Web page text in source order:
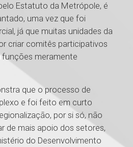
Estatuto da Metrópole, é
uma vez que foi
já que muitas unidades da
criar comitês participativos
meramente
que o processo de
e foi feito em curto
por si só, não
de mais apoio dos setores,
do Desenvolvimento